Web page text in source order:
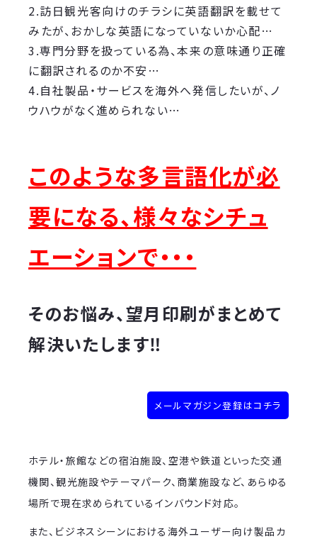
2.訪日観光客向けのチラシに英語翻訳を載せて
みたが、おかしな英語になっていないか心配…
3.専門分野を扱っている為、本来の意味通り正確
に翻訳されるのか不安…
4.自社製品・サービスを海外へ発信したいが、ノ
ウハウがなく進められない…
このような多言語化が必
要になる、様々なシチュ
エーションで・・・
そのお悩み、望月印刷がまとめて
解決いたします‼
メールマガジン登録はコチラ
ホテル・旅館などの宿泊施設、空港や鉄道といった交通
機関、観光施設やテーマパーク、商業施設など、あらゆる
場所で現在求められているインバウンド対応。
また、ビジネスシーンにおける海外ユーザー向け製品カ